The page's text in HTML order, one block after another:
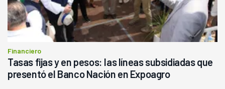
Financiero
Tasas fijas y en pesos: las líneas subsidiadas que
presentó el Banco Nación en Expoagro